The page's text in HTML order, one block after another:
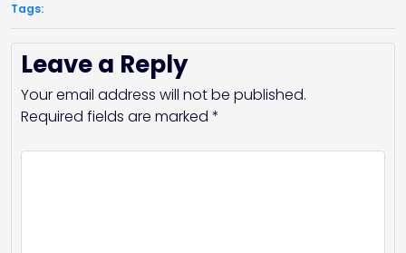
Tags:
Leave a Reply
Your email address will not be published.
Required fields are marked *